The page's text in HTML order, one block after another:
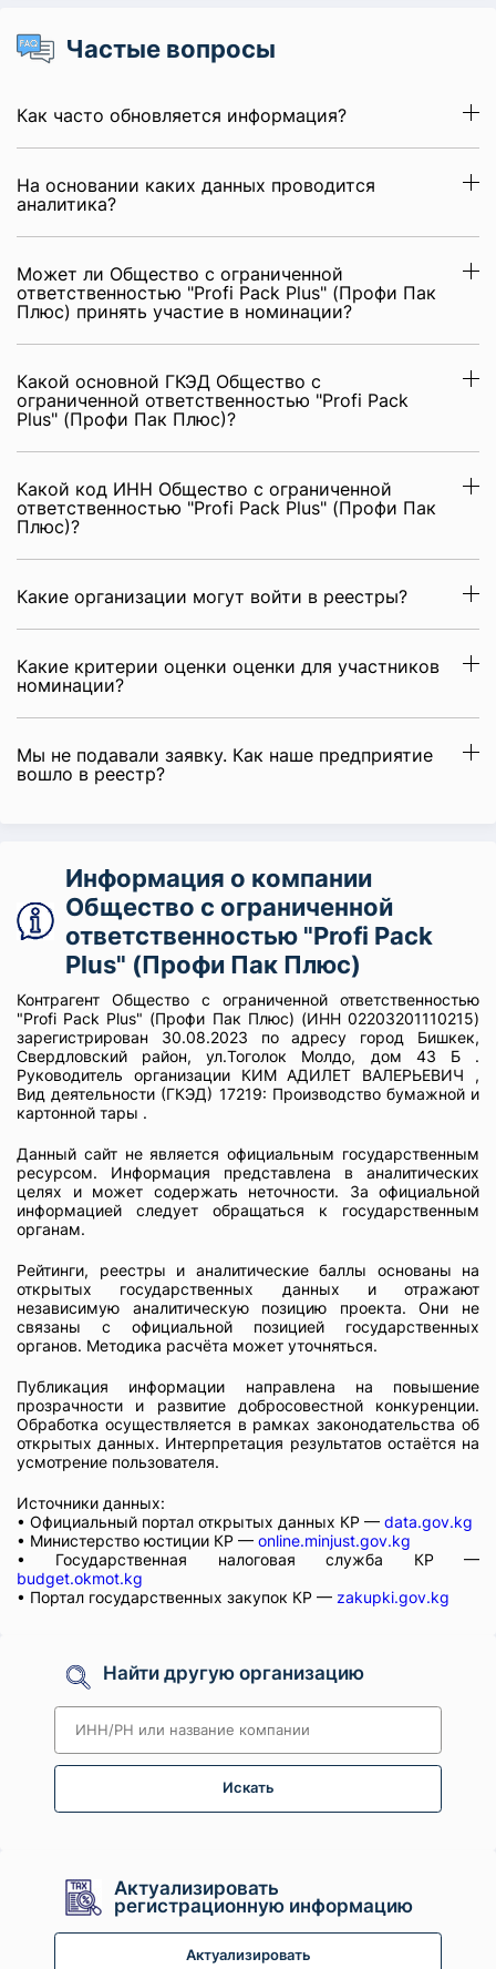
Частые вопросы
Как часто обновляется информация?
На основании каких данных проводится
аналитика?
Может ли Общество с ограниченной
ответственностью "Profi Pack Plus" (Профи Пак
Плюс) принять участие в номинации?
Какой основной ГКЭД Общество с
ограниченной ответственностью "Profi Pack
Plus" (Профи Пак Плюс)?
Какой код ИНН Общество с ограниченной
ответственностью "Profi Pack Plus" (Профи Пак
Плюс)?
Какие организации могут войти в реестры?
Какие критерии оценки оценки для участников
номинации?
Мы не подавали заявку. Как наше предприятие
вошло в реестр?
Информация о компании
Общество с ограниченной
ответственностью "Profi Pack
Plus" (Профи Пак Плюс)
Контрагент Общество с ограниченной ответственностью
"Profi Pack Plus" (Профи Пак Плюс) (ИНН 02203201110215)
зарегистрирован 30.08.2023 по адресу город Бишкек,
Свердловский район, ул.Тоголок Молдо, дом 43 Б .
Руководитель организации КИМ АДИЛЕТ ВАЛЕРЬЕВИЧ ,
Вид деятельности (ГКЭД) 17219: Производство бумажной и
картонной тары .
Данный сайт не является официальным государственным
ресурсом. Информация представлена в аналитических
целях и может содержать неточности. За официальной
информацией следует обращаться к государственным
органам.
Рейтинги, реестры и аналитические баллы основаны на
открытых государственных данных и отражают
независимую аналитическую позицию проекта. Они не
связаны с официальной позицией государственных
органов. Методика расчёта может уточняться.
Публикация информации направлена на повышение
прозрачности и развитие добросовестной конкуренции.
Обработка осуществляется в рамках законодательства об
открытых данных. Интерпретация результатов остаётся на
усмотрение пользователя.
Источники данных:
• Официальный портал открытых данных КР — data.gov.kg
• Министерство юстиции КР — online.minjust.gov.kg
• Государственная налоговая служба КР —
budget.okmot.kg
• Портал государственных закупок КР — zakupki.gov.kg
Найти другую организацию
Искать
Актуализировать
регистрационную информацию
Актуализировать